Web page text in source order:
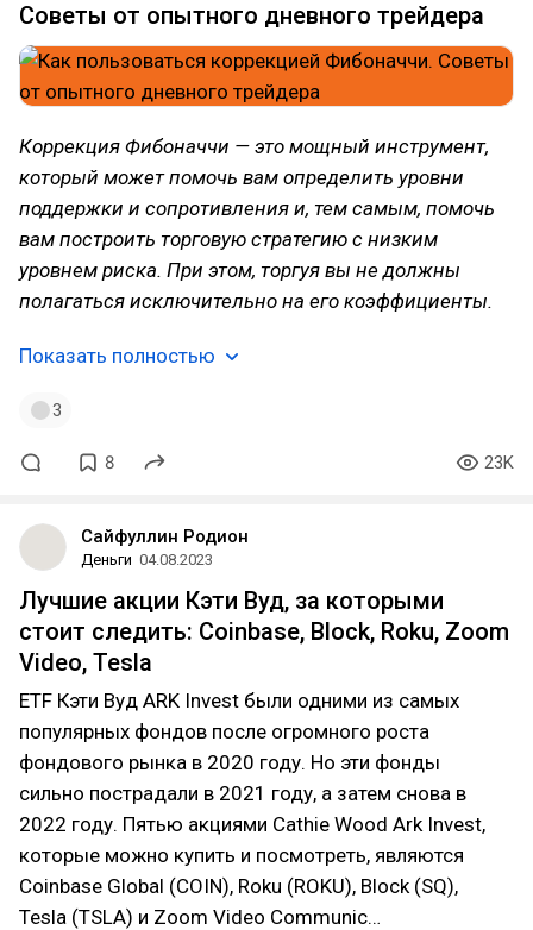
Советы от опытного дневного трейдера
Коррекция Фибоначчи — это мощный инструмент,
который может помочь вам определить уровни
поддержки и сопротивления и, тем самым, помочь
вам построить торговую стратегию с низким
уровнем риска. При этом, торгуя вы не должны
полагаться исключительно на его коэффициенты.
Показать полностью
3
8 23K
Сайфуллин Родион
Деньги 04.08.2023
Лучшие акции Кэти Вуд, за которыми
стоит следить: Coinbase, Block, Roku, Zoom
Video, Tesla
ETF Кэти Вуд ARK Invest были одними из самых
популярных фондов после огромного роста
фондового рынка в 2020 году. Но эти фонды
сильно пострадали в 2021 году, а затем снова в
2022 году. Пятью акциями Cathie Wood Ark Invest,
которые можно купить и посмотреть, являются
Coinbase Global (COIN), Roku (ROKU), Block (SQ),
Tesla (TSLA) и Zoom Video Communic…